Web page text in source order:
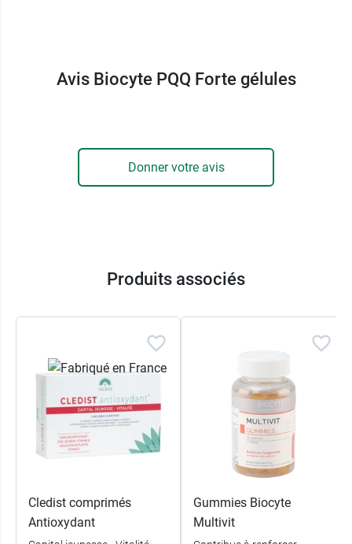
BIOCYTE
Avis Biocyte PQQ Forte gélules
Donner votre avis
Produits associés
Cledist comprimés
Antioxydant
Gummies Biocyte
Multivit